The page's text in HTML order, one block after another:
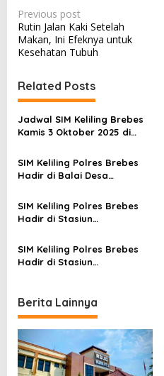
P
o
s
n
a
v
g
t
o
n
Previous post
Rutin Jalan Kaki Setelah
Makan, Ini Efeknya untuk
Kesehatan Tubuh
Related Posts
Jadwal SIM Keliling Brebes
Kamis 3 Oktober 2025 di
Larangan
SIM Keliling Polres Brebes
Hadir di Balai Desa
Jumat 12 September 2025
SIM Keliling Polres Brebes
Hadir di Stasiun
September 2025
SIM Keliling Polres Brebes
Hadir di Stasiun
Berita Lainnya